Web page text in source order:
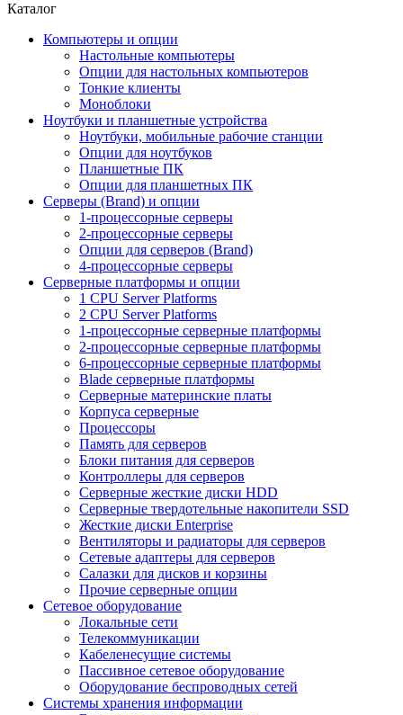
Каталог
Компьютеры и опции
Настольные компьютеры
Опции для настольных компьютеров
Тонкие клиенты
Моноблоки
Ноутбуки и планшетные устройства
Ноутбуки, мобильные рабочие станции
Опции для ноутбуков
Планшетные ПК
Опции для планшетных ПК
Серверы (Brand) и опции
1-процессорные серверы
2-процессорные серверы
Опции для серверов (Brand)
4-процессорные серверы
Серверные платформы и опции
1 CPU Server Platforms
2 CPU Server Platforms
1-процессорные серверные платформы
2-процессорные серверные платформы
6-процессорные серверные платформы
Blade серверные платформы
Серверные материнские платы
Корпуса серверные
Процессоры
Память для серверов
Блоки питания для серверов
Контроллеры для серверов
Серверные жесткие диски HDD
Серверные твердотельные накопители SSD
Жесткие диски Enterprise
Вентиляторы и радиаторы для серверов
Сетевые адаптеры для серверов
Салазки для дисков и корзины
Прочие серверные опции
Сетевое оборудование
Локальные сети
Телекоммуникации
Кабеленесущие системы
Пассивное сетевое оборудование
Оборудование беспроводных сетей
Системы хранения информации